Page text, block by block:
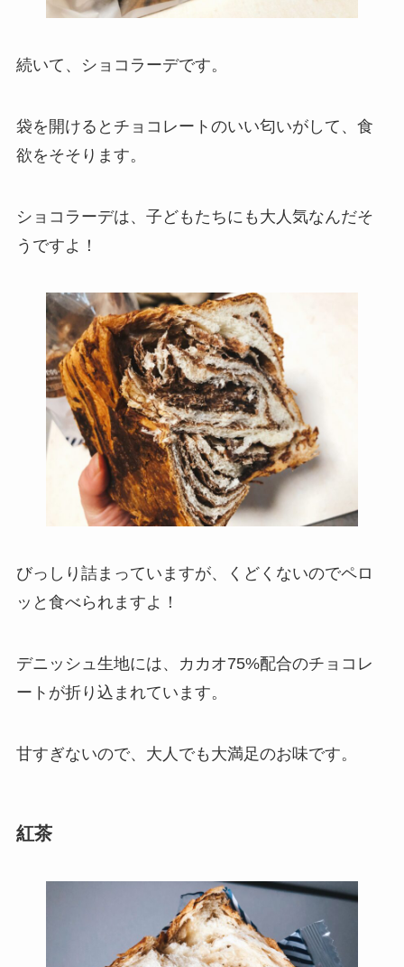
続いて、ショコラーデです。
袋を開けるとチョコレートのいい匂いがして、食
欲をそそります。
ショコラーデは、子どもたちにも大人気なんだそ
うですよ！
びっしり詰まっていますが、くどくないのでペロ
ッと食べられますよ！
デニッシュ生地には、カカオ75%配合のチョコレ
ートが折り込まれています。
甘すぎないので、大人でも大満足のお味です。
紅茶